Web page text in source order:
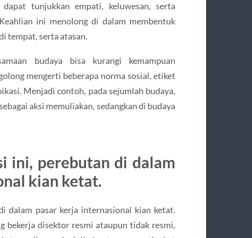
tunjukkan empati, keluwesan, serta
ini menolong di dalam membentuk
tempat, serta atasan.
budaya bisa kurangi kemampuan
mengerti beberapa norma sosial, etiket
Menjadi contoh, pada sejumlah budaya,
aksi memuliakan, sedangkan di budaya
ini, perebutan di dalam
kian ketat.
dalam pasar kerja internasional kian ketat.
bekerja disektor resmi ataupun tidak resmi,